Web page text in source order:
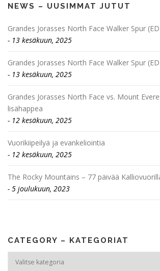
NEWS – UUSIMMAT JUTUT
Grandes Jorasses North Face Walker Spur
13 kesäkuun, 2025
Grandes Jorasses North Face Walker Spur
13 kesäkuun, 2025
Grandes Jorasses North Face vs. Mount
lisähappea
12 kesäkuun, 2025
Vuorikiipeilyä ja evankeliointia
12 kesäkuun, 2025
The Rocky Mountains – 77 päivää
5 joulukuun, 2023
CATEGORY – KATEGORIAT
Category